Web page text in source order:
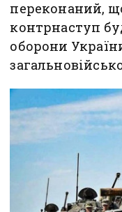
переконаний,
контрнаступ
оборони